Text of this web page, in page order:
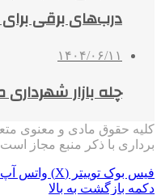
درب‌های برقی
۱۴۰۴/۰۶/۱۱
چله بازار شهرداری مشهد در
کلیه حقوق مادی و معنوی
برداری با ذکر منبع مجاز است
فیس بوک توییتر (X) واتس آپ
دکمه بازگشت به بالا